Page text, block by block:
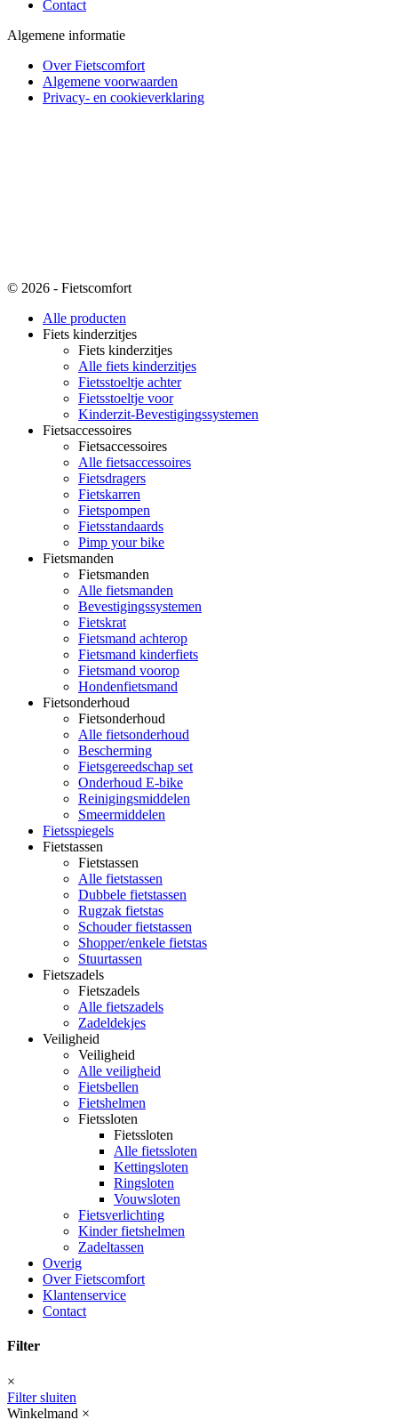
Contact
Algemene informatie
Over Fietscomfort
Algemene voorwaarden
Privacy- en cookieverklaring
© 2026 - Fietscomfort
Alle producten
Fiets kinderzitjes
Fiets kinderzitjes
Alle fiets kinderzitjes
Fietsstoeltje achter
Fietsstoeltje voor
Kinderzit-Bevestigingssystemen
Fietsaccessoires
Fietsaccessoires
Alle fietsaccessoires
Fietsdragers
Fietskarren
Fietspompen
Fietsstandaards
Pimp your bike
Fietsmanden
Fietsmanden
Alle fietsmanden
Bevestigingssystemen
Fietskrat
Fietsmand achterop
Fietsmand kinderfiets
Fietsmand voorop
Hondenfietsmand
Fietsonderhoud
Fietsonderhoud
Alle fietsonderhoud
Bescherming
Fietsgereedschap set
Onderhoud E-bike
Reinigingsmiddelen
Smeermiddelen
Fietsspiegels
Fietstassen
Fietstassen
Alle fietstassen
Dubbele fietstassen
Rugzak fietstas
Schouder fietstassen
Shopper/enkele fietstas
Stuurtassen
Fietszadels
Fietszadels
Alle fietszadels
Zadeldekjes
Veiligheid
Veiligheid
Alle veiligheid
Fietsbellen
Fietshelmen
Fietssloten
Fietssloten
Alle fietssloten
Kettingsloten
Ringsloten
Vouwsloten
Fietsverlichting
Kinder fietshelmen
Zadeltassen
Overig
Over Fietscomfort
Klantenservice
Contact
Filter
×
Filter sluiten
Winkelmand ×